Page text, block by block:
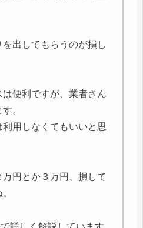
出してもらうのが損し
便利ですが、業者さん
。
用しなくてもいいと思
円とか３万円、損して